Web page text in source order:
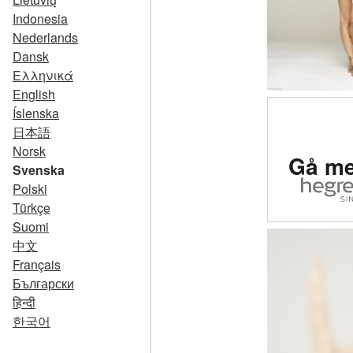
Indonesia
Nederlands
Dansk
Ελληνικά
English
Íslenska
日本語
Norsk
Svenska
Polski
Türkçe
Suomi
中文
Français
Български
हिन्दी
한국어
Gå